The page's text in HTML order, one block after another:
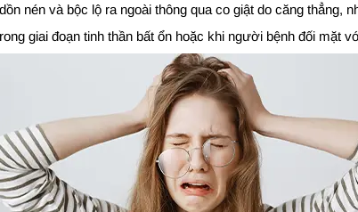
nén và bộc lộ ra ngoài thông qua co giật do căng thẳng,
giai đoạn tinh thần bất ổn hoặc khi người bệnh đối mặt